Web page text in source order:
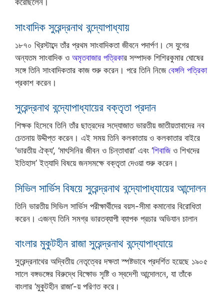
করেছিলেন।
সাংবাদিক সুরেন্দ্রনাথ বন্দ্যোপাধ্যায়
১৮৭০ খ্রিস্টাব্দে তাঁর প্রথম সাংবাদিকতা জীবনে পদার্পণ। সে যুগের
অন্যতম সাংবাদিক ও অমৃতবাজার পত্রিকার সম্পাদক শিশিরকুমার ঘোষের
সঙ্গে তিনি সাংবাদিকতার কাজ শুরু করেন। পরে তিনি নিজে বেঙ্গলি পত্রিকা
প্রকাশ করেন।
সুরেন্দ্রনাথ বন্দ্যোপাধ্যায়ের বক্তৃতা প্রদান
শিক্ষক হিসেবে তিনি তাঁর ছাত্রদের সদ্যোজাত ভারতীয় জাতীয়তাবাদের নব
চেতনায় উদ্দীপ্ত করেন। এই সময় তিনি কলকাতায় ও কলকাতার বাইরে
‘ভারতীয় ঐক্য’, ‘মাৎসিনির জীবন ও চিন্তাধারা’ এবং ‘শিবাজিও শিখদের
ইতিহাস’ ইত্যাদি বিষয়ে জনসমক্ষে বক্তৃতা দেওয়া শুরু করেন।
সিভিল সার্ভিস বিষয়ে সুরেন্দ্রনাথ বন্দ্যোপাধ্যায়ের আন্দোলন
তিনি ভারতীয় সিভিল সার্ভিস পরীক্ষার্থীদের বয়স-সীমা কমানোর বিরোধিতা
করেন। এজন্য তিনি সমগ্র ভারতব্যাপী ব্যাপক প্রচার অভিযান চালান
বাংলার মুকুটহীন রাজা সুরেন্দ্রনাথ বন্দ্যোপাধ্যায়ে
সুরেন্দ্রনাথের অদ্বিতীয় নেতৃত্বের দক্ষতা স্পষ্টভাবে প্রদর্শিত হয়েছে ১৯০৫
সালে বঙ্গভঙ্গের বিরুদ্ধে বিক্ষোভ সৃষ্টি ও স্বদেশী আন্দোলনে, যা তাঁকে
বাংলার ‘মুকুটহীন রাজা’-য় পরিণত করে।